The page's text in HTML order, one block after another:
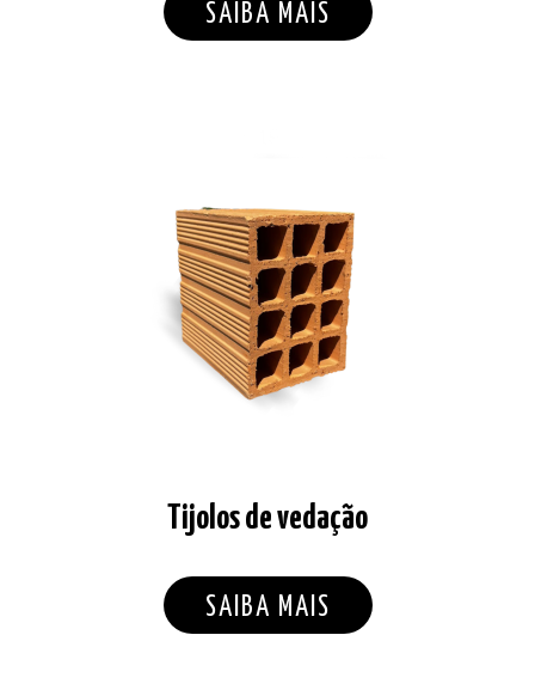
SAIBA MAIS
Tijolos de vedação
SAIBA MAIS